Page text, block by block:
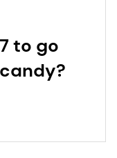
to go